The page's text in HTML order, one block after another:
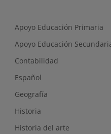
Apoyo Educación Primaria
Apoyo Educación
Contabilidad
Español
Geografía
Historia
Historia del arte